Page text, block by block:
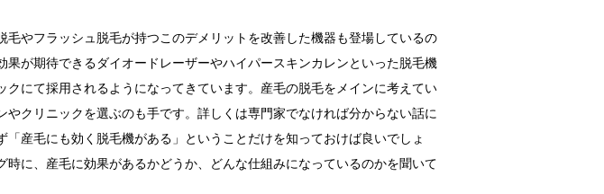
毛やフラッシュ脱毛が持つこのデメリットを改善した機器も登場しているの
果が期待できるダイオードレーザーやハイパースキンカレンといった脱毛機
クにて採用されるようになってきています。産毛の脱毛をメインに考えてい
やクリニックを選ぶのも手です。詳しくは専門家でなければ分からない話に
「産毛にも効く脱毛機がある」ということだけを知っておけば良いでしょ
時に、産毛に効果があるかどうか、どんな仕組みになっているのかを聞いて